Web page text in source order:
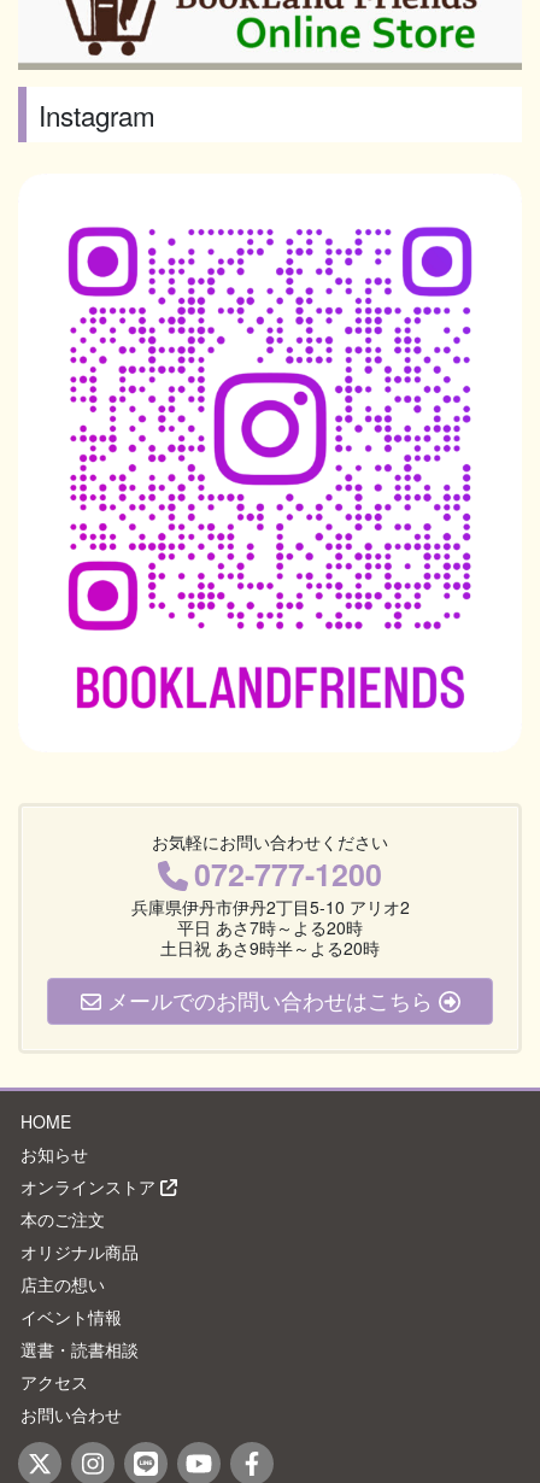
Instagram
お気軽にお問い合わせください
072-777-1200
兵庫県伊丹市伊丹2丁目5-10 アリオ2
平日 あさ7時～よる20時
土日祝 あさ9時半～よる20時
メールでのお問い合わせはこちら
HOME
お知らせ
オンラインストア
本のご注文
オリジナル商品
店主の想い
イベント情報
選書・読書相談
アクセス
お問い合わせ